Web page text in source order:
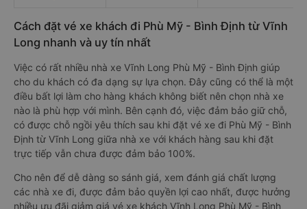
Cách đặt vé xe khách đi Phù Mỹ - Bình Định từ Vĩnh
Long nhanh và uy tín nhất
Việc có rất nhiều nhà xe Vĩnh Long Phù Mỹ - Bình Định giúp
cho du khách có đa dạng sự lựa chọn. Đây cũng có thể là một
điều bất lợi làm cho hàng khách không biết nên chọn nhà xe
nào là phù hợp với mình. Bên cạnh đó, việc đảm bảo giữ chỗ,
có được chỗ ngồi yêu thích sau khi đặt vé xe đi Phù Mỹ - Bình
Định từ Vĩnh Long giữa nhà xe với khách hàng sau khi đặt
trực tiếp vẫn chưa được đảm bảo 100%.
Cho nên để dễ dàng so sánh giá, xem đánh giá chất lượng
các nhà xe đi, được đảm bảo quyền lợi cao nhất, được hưởng
nhiều ưu đãi giảm giá vé xe khách Vĩnh Long Phù Mỹ - Bình